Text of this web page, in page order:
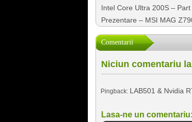
Intel Core Ultra 200S –
Prezentare – MSI MAG
Comentarii
Niciun comentariu
Pingback: LAB501 & Nvidia
Lasa-ne un comentariu: